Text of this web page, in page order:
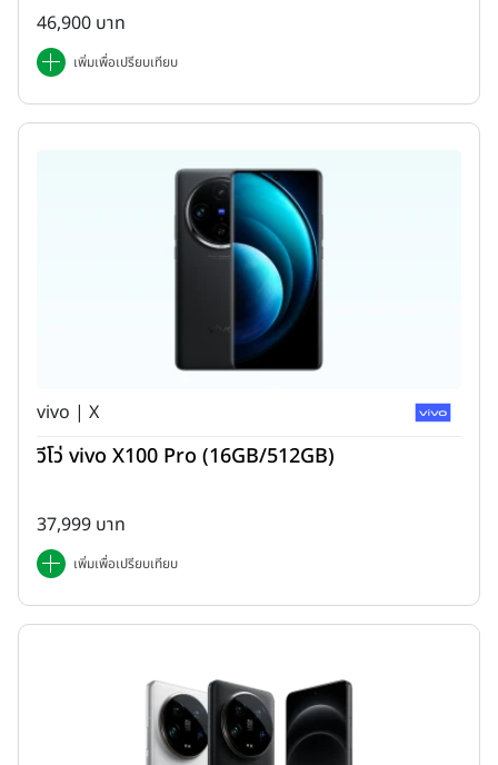
46,900 บาท
เพิ่มเพื่อเปรียบเทียบ
vivo | X
วีโว่ vivo X100 Pro (16GB/512GB)
37,999 บาท
เพิ่มเพื่อเปรียบเทียบ